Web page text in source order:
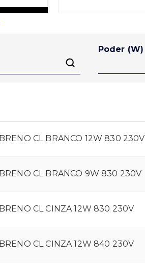
Poder (W)
BRENO CL BRANCO 12W 830 230V
BRENO CL BRANCO 9W 830 230V
BRENO CL CINZA 12W 830 230V
BRENO CL CINZA 12W 840 230V